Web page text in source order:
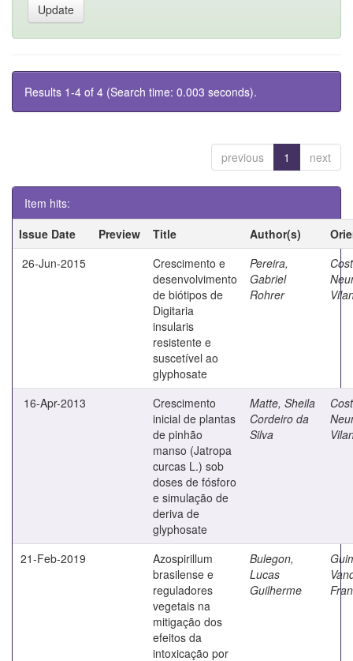
Results 1-4 of 4 (Search time: 0.003 seconds).
previous 1 next
Item hits:
Issue Date
Preview Title Author(s)
26-Jun-2015
Crescimento e
desenvolvimento
de biótipos de
Digitaria
insularis
resistente e
suscetível ao
glyphosate
Pereira,
Gabriel
Rohrer
16-Apr-2013
Crescimento
inicial de plantas
de pinhão
manso (Jatropa
curcas L.) sob
doses de fósforo
e simulação de
deriva de
glyphosate
Matte, Sheila
Cordeiro da
Silva
21-Feb-2019
Azospirillum
brasilense e
reguladores
vegetais na
mitigação dos
efeitos da
intoxicação por
Bulegon,
Lucas
Guilherme